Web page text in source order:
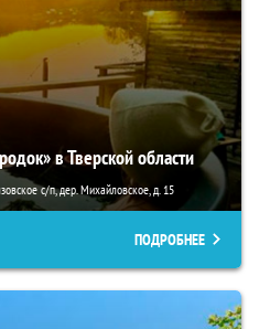
в Тверской области
с/п, дер. Михайловское, д. 15
ПОДРОБНЕЕ